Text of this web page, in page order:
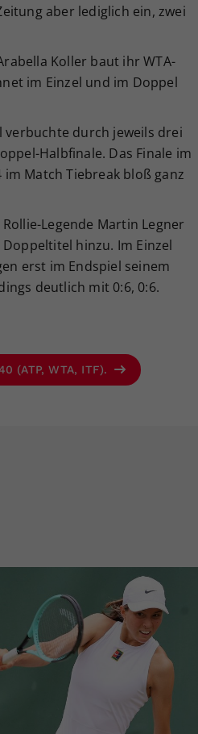
aber lediglich ein, zwei
Koller baut ihr WTA-
im Einzel und im Doppel
verbuchte durch jeweils drei
Halbfinale. Das Finale im
Match Tiebreak bloß ganz
Rollie-Legende Martin Legner
hinzu. Im Einzel
erst im Endspiel seinem
deutlich mit 0:6, 0:6.
(ATP, WTA, ITF).